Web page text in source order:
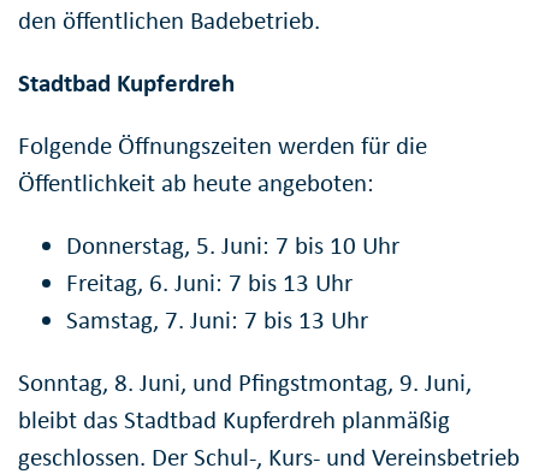
den öffentlichen Badebetrieb.
Stadtbad Kupferdreh
Folgende Öffnungszeiten werden für die
Öffentlichkeit ab heute angeboten:
Donnerstag, 5. Juni: 7 bis 10 Uhr
Freitag, 6. Juni: 7 bis 13 Uhr
Samstag, 7. Juni: 7 bis 13 Uhr
Sonntag, 8. Juni, und Pfingstmontag, 9. Juni,
bleibt das Stadtbad Kupferdreh planmäßig
geschlossen. Der Schul-, Kurs- und Vereinsbetrieb